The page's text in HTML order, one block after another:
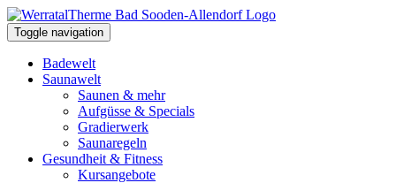
Toggle navigation
Badewelt
Saunawelt
Saunen & mehr
Aufgüsse & Specials
Gradierwerk
Saunaregeln
Gesundheit & Fitness
Kursangebote